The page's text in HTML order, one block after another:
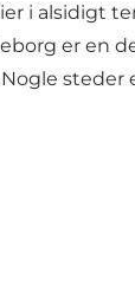
i alsidigt
er en